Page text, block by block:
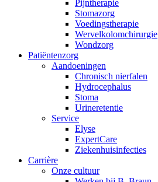
Pijntherapie
Stomazorg
Voedingstherapie
Wervelkolomchirurgie
Wondzorg
Patiëntenzorg
Aandoeningen
Chronisch nierfalen
​​Hydrocephalus
Stoma
Urineretentie
Service
Elyse
ExpertCare
Ziekenhuisinfecties
Carrière
Onze cultuur